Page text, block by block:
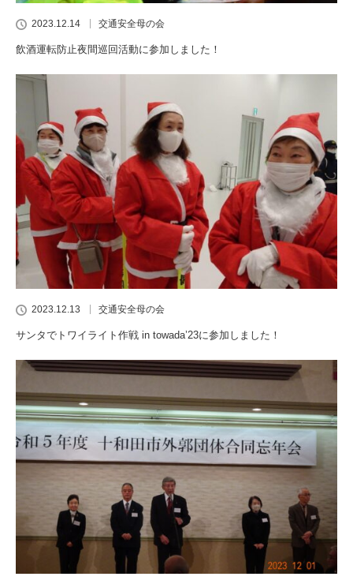
2023.12.14 交通安全母の会
飲酒運転防止夜間巡回活動に参加しました！
2023.12.13 交通安全母の会
サンタでトワイライト作戦 in towada’23に参加しました！